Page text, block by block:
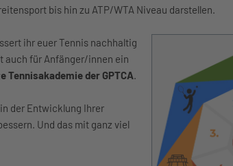
bis hin zu ATP/WTA Niveau darstellen.
ihr euer Tennis nachhaltig
auch für Anfänger/innen ein
Tennisakademie der GPTCA.
in der Entwicklung Ihrer
Und das mit ganz viel